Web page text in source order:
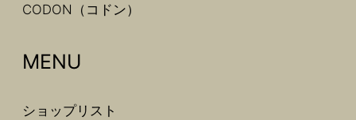
CODON（コドン）
MENU
ショップリスト